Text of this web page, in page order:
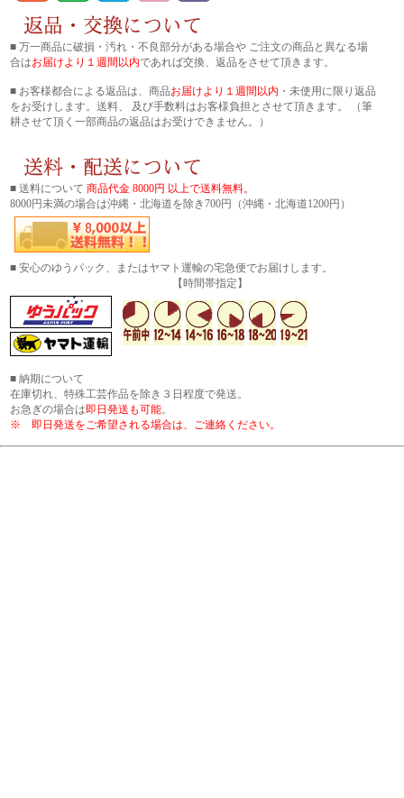
■ 万一商品に破損・汚れ・不良部分がある場合や ご注文の商品と異なる場
合はお届けより１週間以内であれば交換、返品をさせて頂きます。
■ お客様都合による返品は、商品お届けより１週間以内 ・未使用に限り返品
をお受けします。送料、 及び手数料はお客様負担とさせて頂きます。 （筆
耕させて頂く一部商品の返品はお受けできません。）
■ 送料について 商品代金 8000円 以上で送料無料。
8000円未満の場合は沖縄・北海道を除き700円（沖縄・北海道1200円）
■ 安心のゆうパック、またはヤマト運輸の宅急便でお届けします。
【時間帯指定】
■ 納期について
在庫切れ、特殊工芸作品を除き３日程度で発送。
お急ぎの場合は即日発送も可能。
※ 即日発送をご希望される場合は、ご連絡ください。